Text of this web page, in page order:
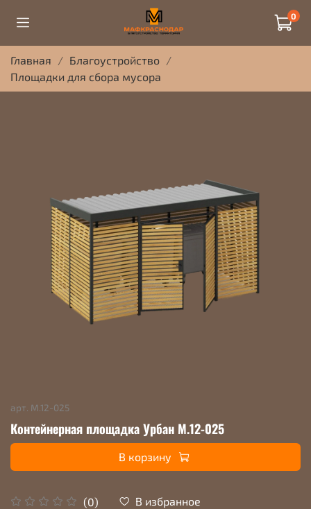
0
Главная
Благоустройство
Площадки для сбора мусора
арт. М.12-025
Контейнерная площадка Урбан М.12-025
(0) В избранное
В корзину